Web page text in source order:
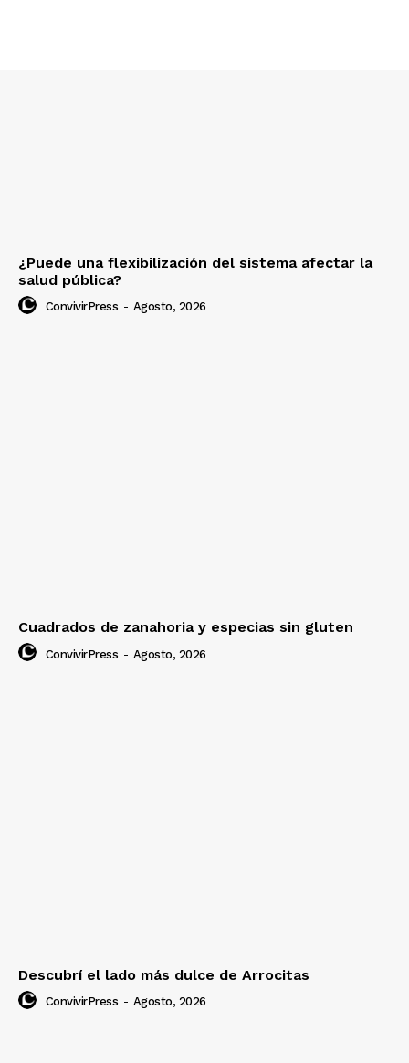
¿Puede una flexibilización del sistema afectar la
salud pública?
ConvivirPress - Agosto, 2026
Cuadrados de zanahoria y especias sin gluten
ConvivirPress - Agosto, 2026
Descubrí el lado más dulce de Arrocitas
ConvivirPress - Agosto, 2026